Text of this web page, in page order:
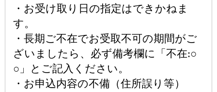
・お受け取り日の指定はできかねま
す。
・長期ご不在でお受取不可の期間がご
ざいましたら、必ず備考欄に「不在:○
○」とご記入ください。
・お申込内容の不備（住所誤り等）